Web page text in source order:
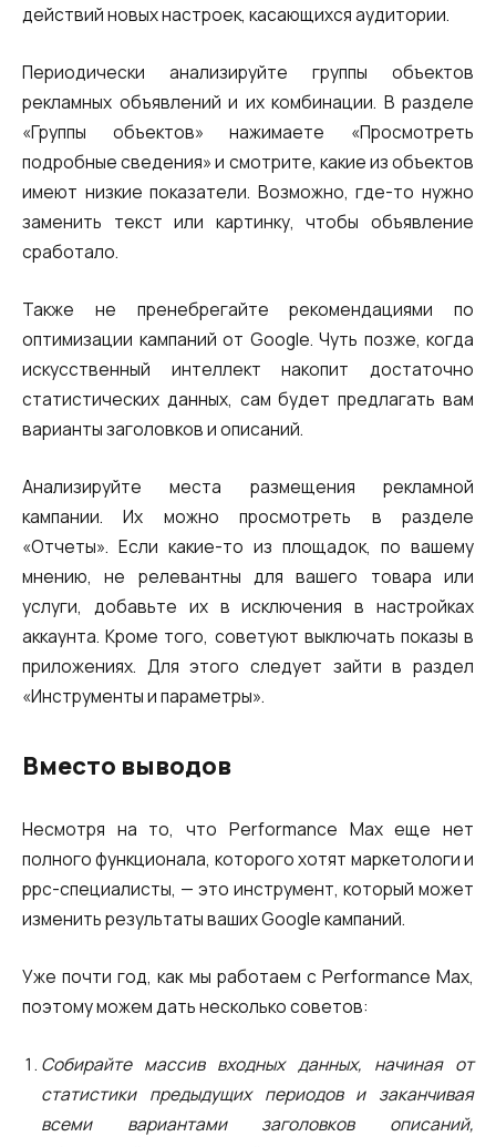
действий новых настроек, касающихся аудитории.
Периодически анализируйте группы объектов
рекламных объявлений и их комбинации. В разделе
«Группы объектов» нажимаете «Просмотреть
подробные сведения» и смотрите, какие из объектов
имеют низкие показатели. Возможно, где-то нужно
заменить текст или картинку, чтобы объявление
сработало.
Также не пренебрегайте рекомендациями по
оптимизации кампаний от Google. Чуть позже, когда
искусственный интеллект накопит достаточно
статистических данных, сам будет предлагать вам
варианты заголовков и описаний.
Анализируйте места размещения рекламной
кампании. Их можно просмотреть в разделе
«Отчеты». Если какие-то из площадок, по вашему
мнению, не релевантны для вашего товара или
услуги, добавьте их в исключения в настройках
аккаунта. Кроме того, советуют выключать показы в
приложениях. Для этого следует зайти в раздел
«Инструменты и параметры».
Вместо выводов
Несмотря на то, что Performance Max еще нет
полного функционала, которого хотят маркетологи и
ppc-специалисты, — это инструмент, который может
изменить результаты ваших Google кампаний.
Уже почти год, как мы работаем с Performance Max,
поэтому можем дать несколько советов:
Собирайте массив входных данных, начиная от
статистики предыдущих периодов и заканчивая
всеми вариантами заголовков описаний,